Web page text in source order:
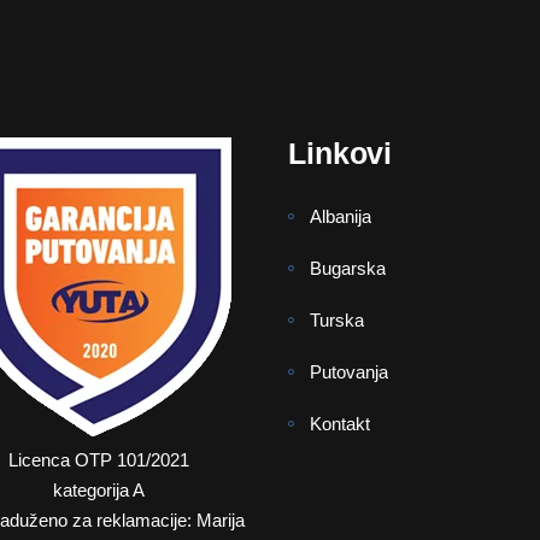
Licenca OTP 101/2021
kategorija A
za reklamacije: Marija
Linkovi
Albanija
Bugarska
Turska
Putovanja
Kontakt